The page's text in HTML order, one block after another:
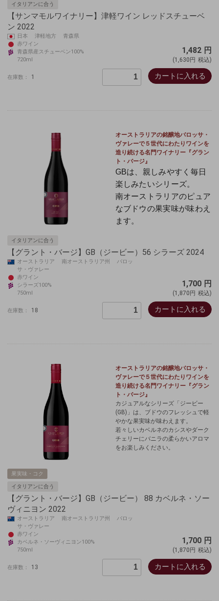
イタリアンに合う
【サンマモルワイナリー】津軽ワイン レッドスチューベ
ン 2022
日本 津軽地方 青森県
赤ワイン
青森県産スチューベン100%
720ml
1,482 円
(1,630円 税込)
在庫数： 1 カートに入れる
オーストラリアの銘醸地バロッサ・
ヴァレーで５世代にわたりワインを
造り続ける名門ワイナリー『グラン
ト・バージ』
GBは、 親しみやすく毎日
楽しみたいシリーズ。
南オーストラリアのピュア
なブドウの果実味が味わえ
ます。
イタリアンに合う
【グラント・バージ】GB（ジービー）56 シラーズ 2024
オーストラリア 南オーストラリア州 バロッ
サ・ヴァレー
赤ワイン
シラーズ100%
750ml
1,700 円
(1,870円 税込)
在庫数： 18 カートに入れる
オーストラリアの銘醸地バロッサ・
ヴァレーで５世代にわたりワインを
造り続ける名門ワイナリー『グラン
ト・バージ』
カジュアルなシリーズ「ジービー
(GB)」は、ブドウのフレッシュで軽
やかな果実味が味わえます。
若々しいカベルネのカシスやダーク
チェリーにバニラの柔らかいアロマ
をお楽しみください。
果実味・コク
イタリアンに合う
【グラント・バージ】GB（ジービー） 88 カベルネ・ソー
ヴィニヨン 2022
オーストラリア 南オーストラリア州 バロッ
サ・ヴァレー
赤ワイン
カベルネ・ソーヴィニヨン100%
750ml
1,700 円
(1,870円 税込)
在庫数： 13 カートに入れる